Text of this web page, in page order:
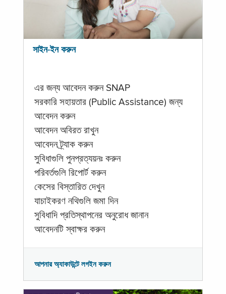
সাইন-ইন করুন
এর জন্য আবেদন করুন SNAP
সরকারি সহায়তার (Public Assistance) জন্য
আবেদন করুন
আবেদন অবিরত রাখুন
আবেদন ট্র্যাক করুন
সুবিধাগুলি পুনপ্রত্যয়নঃ করুন
পরিবর্তগুলি রিপোর্ট করুন
কেসের বিস্তারিত দেখুন
যাচাইকরণ নথিগুলি জমা দিন
সুবিধাদি প্রতিস্থাপনের অনুরোধ জানান
আবেদনটি স্বাক্ষর করুন
আপনার অ্যাকাউন্টে লগইন করুন